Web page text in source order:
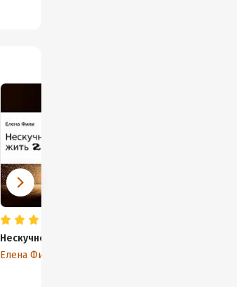
Нескучно жить 2
Елена Фили